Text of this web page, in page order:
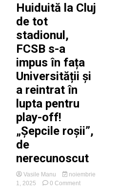
Huiduită la Cluj
de tot
stadionul,
FCSB s-a
impus în fața
Universității și
a reintrat în
lupta pentru
play-off!
„Șepcile roșii”,
de
nerecunoscut
Vasile Manu
noiembrie
1, 2025
0 Commenton